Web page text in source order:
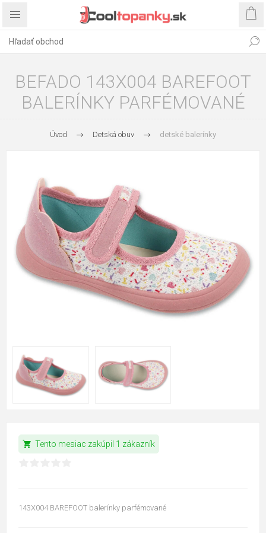
BEFADO 143X004 BAREFOOT
BALERÍNKY PARFÉMOVANÉ
Úvod Detská obuv detské balerínky
shopping_cart Tento mesiac zakúpil 1 zákazník
143X004 BAREFOOT balerínky parfémované